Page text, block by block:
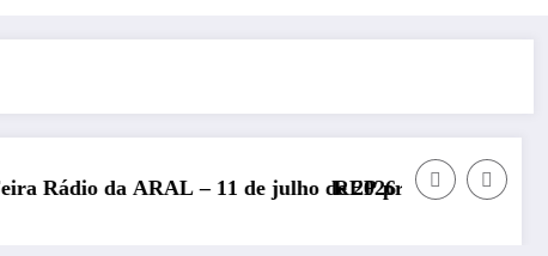
– 11 de julho de 2026REP presente no Encontro Nacional de